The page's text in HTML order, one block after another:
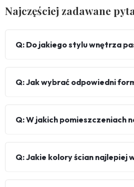
Najczęściej zadawane
Q: Do jakiego stylu wnętrza
Q: Jak wybrać odpowiedni
Q: W jakich pomieszczeniach
Q: Jakie kolory ścian najlepiej